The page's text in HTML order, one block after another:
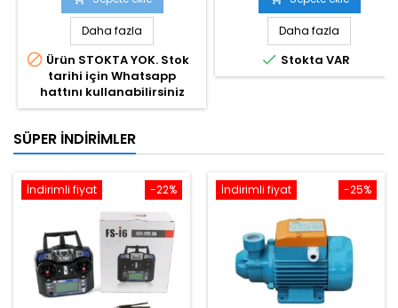
Daha fazla
 Ürün STOKTA YOK. Stok
tarihi için Whatsapp
hattını kullanabilirsiniz
Daha fazla
 Stokta VAR
SÜPER İNDIRIMLER
-22%
İndirimli fiyat -25%
İndirimli fiyat